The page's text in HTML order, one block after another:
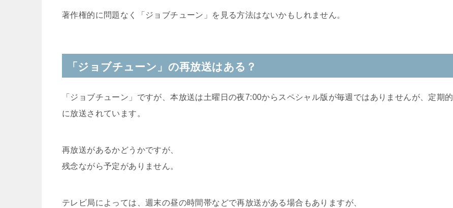
著作権的に問題なく「ジョブチューン」を見る方法はないかもしれません。
「ジョブチューン」の再放送はある？
「ジョブチューン」ですが、本放送は土曜日の夜7:00からスペシャル版が毎週ではありませんが、定期的
に放送されています。
再放送があるかどうかですが、
残念ながら予定がありません。
テレビ局によっては、週末の昼の時間帯などで再放送がある場合もありますが、